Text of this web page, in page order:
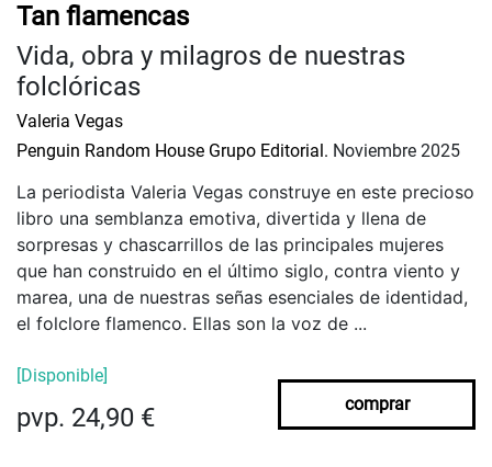
Tan flamencas
Vida, obra y milagros de nuestras
folclóricas
Valeria Vegas
Penguin Random House Grupo Editorial. Noviembre 2025
La periodista Valeria Vegas construye en este precioso
libro una semblanza emotiva, divertida y llena de
sorpresas y chascarrillos de las principales mujeres
que han construido en el último siglo, contra viento y
marea, una de nuestras señas esenciales de identidad,
el folclore flamenco. Ellas son la voz de ...
[Disponible]
pvp. 24,90 € comprar